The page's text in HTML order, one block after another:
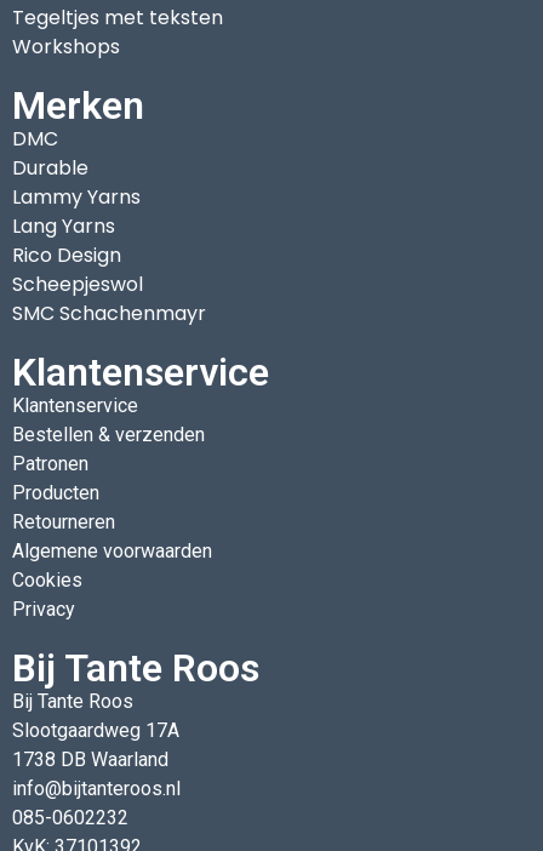
Tegeltjes met teksten
Workshops
Merken
DMC
Durable
Lammy Yarns
Lang Yarns
Rico Design
Scheepjeswol
SMC Schachenmayr
Klantenservice
Klantenservice
Bestellen & verzenden
Patronen
Producten
Retourneren
Algemene voorwaarden
Cookies
Privacy
Bij Tante Roos
Bij Tante Roos
Slootgaardweg 17A
1738 DB Waarland
info@bijtanteroos.nl
085-0602232